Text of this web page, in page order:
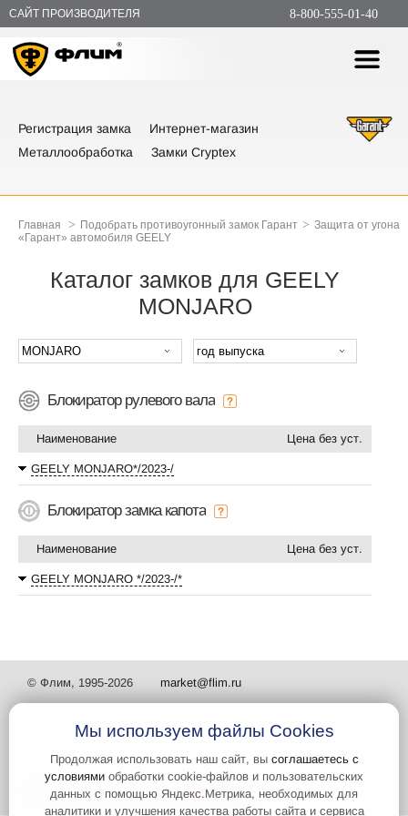
САЙТ ПРОИЗВОДИТЕЛЯ 8-800-555-01-40
Регистрация замка
Интернет-магазин
Металлообработка
Замки Cryptex
Главная > Подобрать противоугонный замок Гарант > Защита от угона
«Гарант» автомобиля GEELY
Каталог замков для GEELY
MONJARO
Блокиратор рулевого вала
Наименование Цена без уст.
GEELY MONJARO*/2023-/
Блокиратор замка капота
Наименование Цена без уст.
GEELY MONJARO */2023-/*
© Флим, 1995-2026 market@flim.ru
Задать вопрос Контакты
Мы используем файлы Cookies
Продолжая использовать наш сайт, вы соглашаетесь с
условиями обработки cookie-файлов и пользовательских
данных с помощью Яндекс.Метрика, необходимых для
аналитики и улучшения качества работы сайта и сервиса